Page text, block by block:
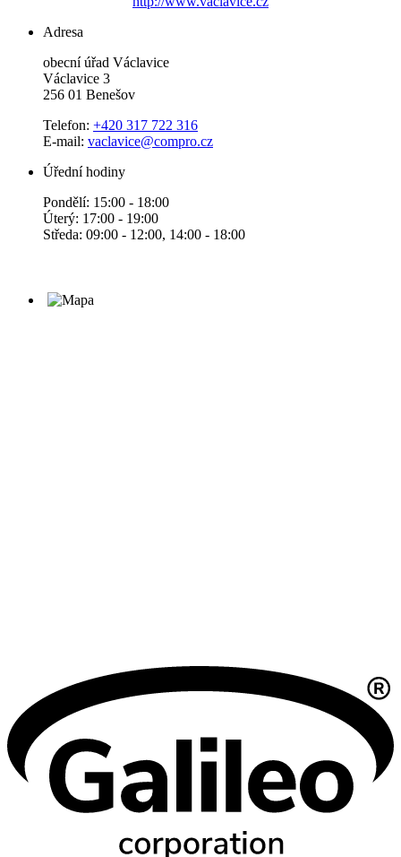
Adresa
obecní úřad Václavice
Václavice 3
256 01 Benešov
Telefon: +420 317 722 316
E-mail: vaclavice@compro.cz
Úřední hodiny
Pondělí: 15:00 - 18:00
Úterý: 17:00 - 19:00
Středa: 09:00 - 12:00, 14:00 - 18:00